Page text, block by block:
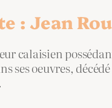
: Jean
calaisien
ses oeuvres, décédé